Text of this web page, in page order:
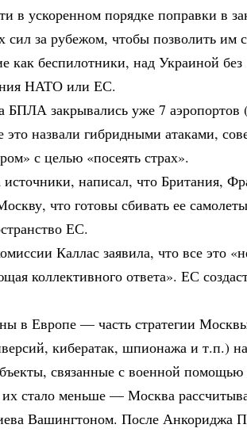
в ускоренном порядке поправки в
за рубежом, чтобы позволить им
как беспилотники, над Украиной без
НАТО или ЕС.
БПЛА закрывались уже 7 аэропортов
это назвали гибридными атаками,
с целью «посеять страх».
написал, что Британия,
что готовы сбивать ее
ЕС.
Каллас заявила, что все это
коллективного ответа». ЕС
в Европе — часть стратегии
кибератак, шпионажа и т.п.)
связанные с военной
стало меньше — Москва
Вашингтоном. После Анкориджа